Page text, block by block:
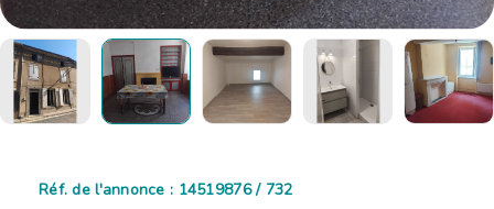
Réf. de l'annonce : 14519876 / 732